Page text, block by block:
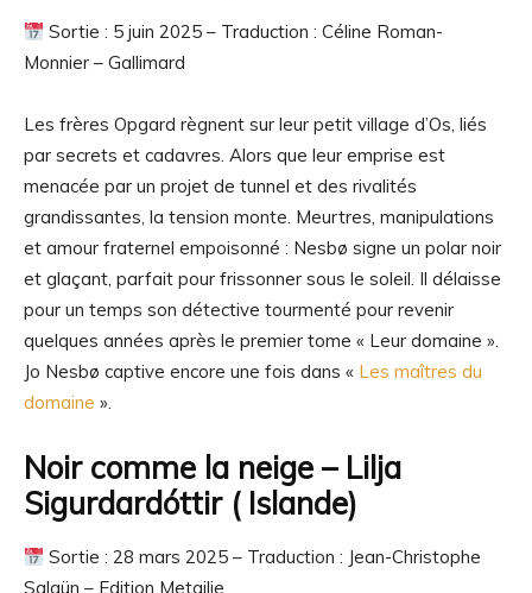
Sortie : 5 juin 2025 – Traduction : Céline Roman-
Monnier – Gallimard
Les frères Opgard règnent sur leur petit village d’Os, liés
par secrets et cadavres. Alors que leur emprise est
menacée par un projet de tunnel et des rivalités
grandissantes, la tension monte. Meurtres, manipulations
et amour fraternel empoisonné : Nesbø signe un polar noir
et glaçant, parfait pour frissonner sous le soleil. Il délaisse
pour un temps son détective tourmenté pour revenir
quelques années après le premier tome « Leur domaine ».
Jo Nesbø captive encore une fois dans « Les maîtres du
domaine ».
Noir comme la neige – Lilja
Sigurdardóttir ( Islande)
Sortie : 28 mars 2025 – Traduction : Jean-Christophe
Salaün – Edition Metailie